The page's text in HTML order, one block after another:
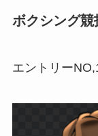
ボクシング競
エントリー